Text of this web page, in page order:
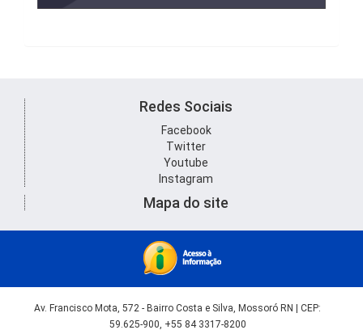
Redes Sociais
Facebook
Twitter
Youtube
Instagram
Mapa do site
Av. Francisco Mota, 572 - Bairro Costa e Silva, Mossoró RN | CEP:
59.625-900, +55 84 3317-8200